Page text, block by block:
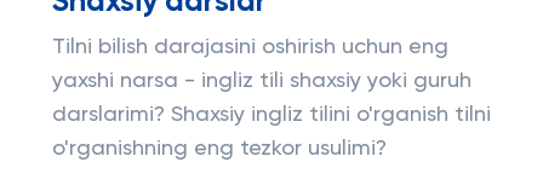
Tilni bilish darajasini oshirish uchun eng
yaxshi narsa - ingliz tili shaxsiy yoki guruh
darslarimi? Shaxsiy ingliz tilini o'rganish tilni
o'rganishning eng tezkor usulimi?